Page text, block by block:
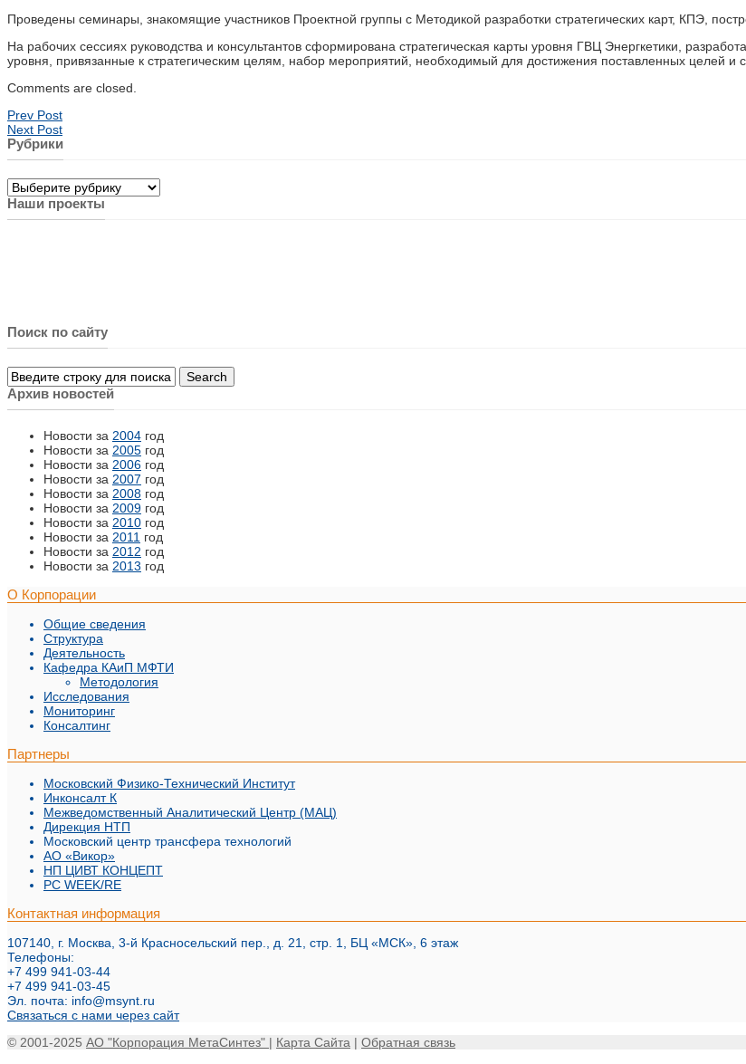
Проведены семинары, знакомящие участников Проектной группы с Методикой разработки стратегических карт, КПЭ,
На рабочих сессиях руководства и консультантов сформирована стратегическая карты уровня ГВЦ Энергкетики,
уровня, привязанные к стратегическим целям, набор мероприятий, необходимый для достижения поставленных целей и
Comments are closed.
Prev Post
Next Post
Рубрики
Рубрики
Наши проекты
Поиск по сайту
Архив новостей
Новости за 2004 год
Новости за 2005 год
Новости за 2006 год
Новости за 2007 год
Новости за 2008 год
Новости за 2009 год
Новости за 2010 год
Новости за 2011 год
Новости за 2012 год
Новости за 2013 год
О Корпорации
Общие сведения
Структура
Деятельность
Кафедра КАиП МФТИ
Методология
Исследования
Мониторинг
Консалтинг
Партнеры
Московский Физико-Технический Институт
Инконсалт К
Межведомственный Аналитический Центр (МАЦ)
Дирекция НТП
Московский центр трансфера технологий
АО «Викор»
НП ЦИВТ КОНЦЕПТ
PC WEEK/RE
Контактная информация
107140, г. Москва, 3-й Красносельский пер., д. 21, стр. 1, БЦ «МСК», 6 этаж
Телефоны:
+7 499 941-03-44
+7 499 941-03-45
Эл. почта: info@msynt.ru
Связаться с нами через сайт
© 2001-2025 АО "Корпорация МетаСинтез" | Карта Сайта | Обратная связь